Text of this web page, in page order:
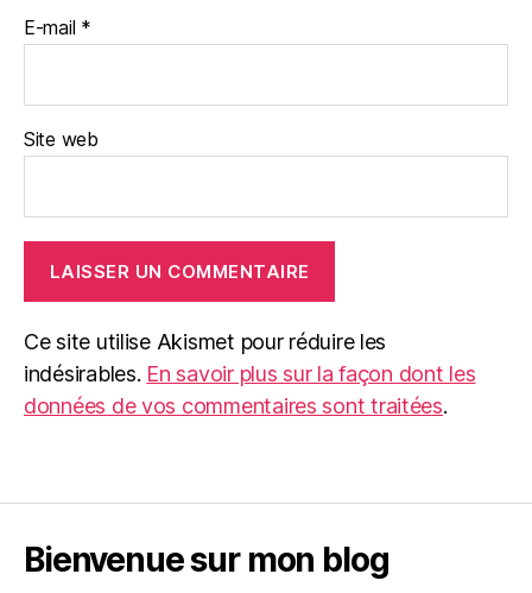
E-mail *
Site web
Ce site utilise Akismet pour réduire les
indésirables. En savoir plus sur la façon dont les
données de vos commentaires sont traitées.
Bienvenue sur mon blog